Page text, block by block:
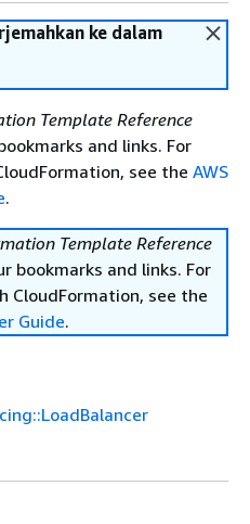
ke dalam
Template Reference
and links. For
see the AWS
.
Template Reference
bookmarks and links. For
see the
Guide.